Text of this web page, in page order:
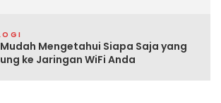
Mengetahui Siapa Saja yang
ke Jaringan WiFi Anda